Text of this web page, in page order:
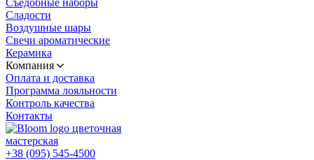
Съедобные наборы
Сладости
Воздушные шары
Свечи ароматические
Керамика
Компания
Оплата и доставка
Программа лояльности
Контроль качества
Контакты
цветочная
мастерская
+38 (095) 545-4500